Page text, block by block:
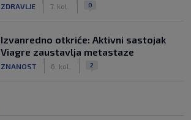
ZDRAVLJE 7. kol. 0
Izvanredno otkriće: Aktivni sastojak
Viagre zaustavlja metastaze
ZNANOST 6. kol. 2